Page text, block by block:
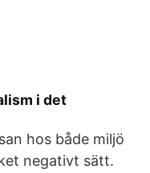
i det
hos både miljö
negativt sätt.